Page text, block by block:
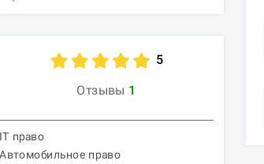
5
Отзывы 1
IT право
Автомобильное право